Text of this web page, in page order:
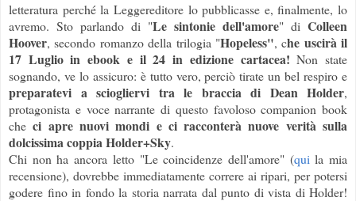
letteratura perché la Leggereditore lo pubblicasse e, finalmente, lo
avremo. Sto parlando di "Le sintonie dell'amore" di Colleen
Hoover, secondo romanzo della trilogia "Hopeless", che uscirà il
17 Luglio in ebook e il 24 in edizione cartacea! Non state
sognando, ve lo assicuro: è tutto vero, perciò tirate un bel respiro e
preparatevi a sciogliervi tra le braccia di Dean Holder,
protagonista e voce narrante di questo favoloso companion book
checi apre nuovi mondi e ci racconterà nuove verità sulla
dolcissima coppia Holder+Sky.
Chi non ha ancora letto "Le coincidenze dell'amore" (quila mia
recensione), dovrebbe immediatamente correre ai ripari, per potersi
godere fino in fondo la storia narrata dal punto di vista di Holder!